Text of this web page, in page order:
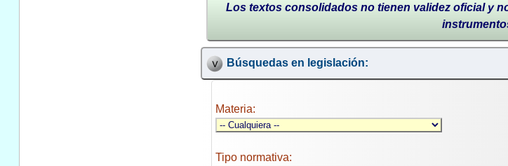
Los textos consolidados no tienen validez oficial y
Búsquedas en legislación:
Materia:
Tipo normativa: